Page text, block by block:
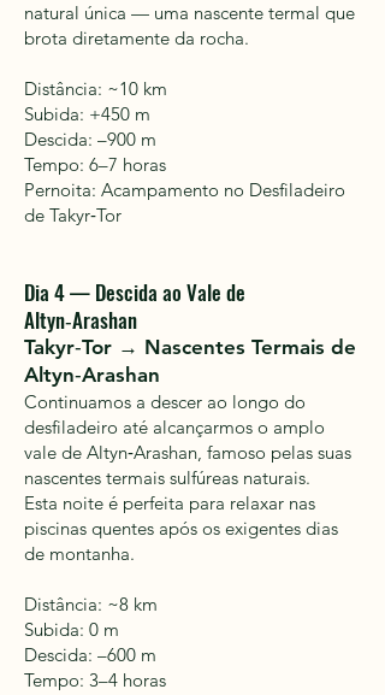
natural única — uma nascente termal que
brota diretamente da rocha.
Distância: ~10 km
Subida: +450 m
Descida: –900 m
Tempo: 6–7 horas
Pernoita: Acampamento no Desfiladeiro
de Takyr‑Tor
Dia 4 — Descida ao Vale de
Altyn‑Arashan
Takyr‑Tor → Nascentes Termais de
Altyn‑Arashan
Continuamos a descer ao longo do
desfiladeiro até alcançarmos o amplo
vale de Altyn‑Arashan, famoso pelas suas
nascentes termais sulfúreas naturais.
Esta noite é perfeita para relaxar nas
piscinas quentes após os exigentes dias
de montanha.
Distância: ~8 km
Subida: 0 m
Descida: –600 m
Tempo: 3–4 horas